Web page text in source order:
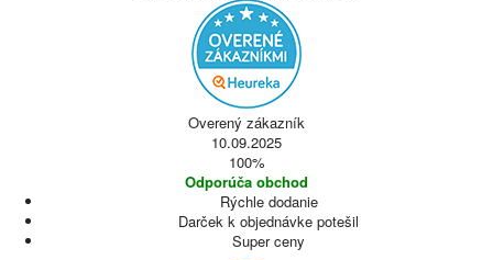
Overený zákazník
10.09.2025
100%
Odporúča obchod
Rýchle dodanie
Darček k objednávke potešil
Super ceny